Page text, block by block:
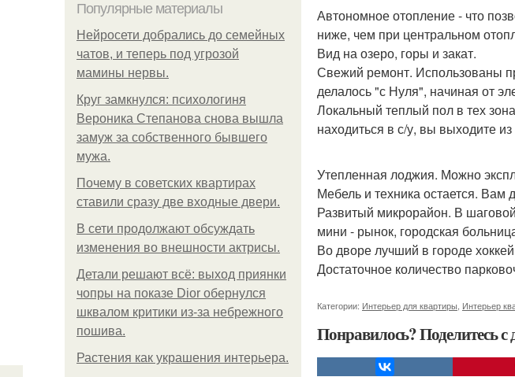
Популярные материалы
Нейросети добрались до семейных
чатов, и теперь под угрозой
мамины нервы.
Круг замкнулся: психологиня
Вероника Степанова снова вышла
замуж за собственного бывшего
мужа.
Почему в советских квартирах
ставили сразу две входные двери.
В сети продолжают обсуждать
изменения во внешности актрисы.
Детали решают всё: выход приянки
чопры на показе Dior обернулся
шквалом критики из-за небрежного
пошива.
Растения как украшения интерьера.
Автономное отопление - что
ниже, чем при центральном
Вид на озеро, горы и закат.
Свежий ремонт. Использованы
делалось "с Нуля", начиная от
Локальный теплый пол в тех
находиться в с/у, вы выходите
Утепленная лоджия. Можно
Мебель и техника остается. Вам
Развитый микрорайон. В
мини - рынок, городская
Во дворе лучший в городе
Достаточное количество
Категории: Интерьер для квартиры Интерьер
Понравилось? Поделитесь с